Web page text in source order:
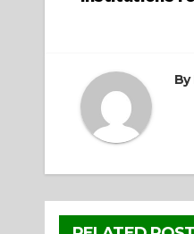
By